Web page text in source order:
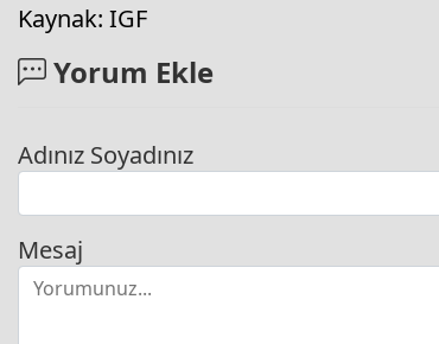
Kaynak: IGF
Yorum Ekle
Adınız Soyadınız
Mesaj